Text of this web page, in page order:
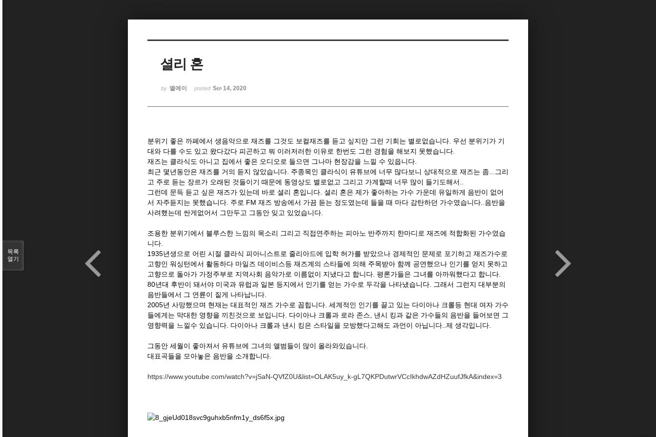
셜리 혼
by 엘에이 posted Sep 14, 2020
분위기 좋은 까페에서 생음악으로 재즈를 그것도 보컬재즈를 듣고 싶지만 그런 기회는 별로없습니다. 우선 분위기가 기
대와 다를 수도 있고 왔다갔다 피곤하고 뭐 이러저러한 이유로 한번도 그런 경험을 해보지 못했습니다.
재즈는 클라식도 아니고 집에서 좋은 오디오로 들으면 그나마 현장감을 느낄 수 있읍니다.
최근 몇년동안은 재즈를 거의 듣지 않았습니다. 주종목인 클라식이 유튜브에 너무 많다보니 상대적으로 재즈는 좀...그리
고 주로 듣는 장르가 오래된 것들이기 때문에 동영상도 별로없고 그리고 가계할때 너무 많이 들기도해서..
그런데 문득 듣고 싶은 재즈가 있는데 바로 셜리 혼입니다. 셜리 혼은 제가 좋아하는 가수 가운데 유일하게 음반이 없어
서 자주듣지는 못했습니다. 주로 FM 재즈 방송에서 가끔 듣는 정도였는데 들을 때 마다 감탄하던 가수였습니다..음반을
사려했는데 싼게없어서 그만두고 그동안 잊고 있었습니다.
조용한 분위기에서 블루스한 느낌의 목소리 그리고 직접연주하는 피아노 반주까지 한마디로 재즈에 적합화된 가수였습
니다.
1935년생으로 어린 시절 클라식 피아니스트로 줄리아드에 입학 허가를 받았으나 경제적인 문제로 포기하고 재즈가수로
고향인 워싱턴에서 활동하다 마일즈 데이비스등 재즈계의 스타들에 의해 주목받아 함께 공연했으나 인기를 얻지 못하고
고향으로 돌아가 가정주부로 지역사회 음악가로 이름없이 지냈다고 합니다. 평론가들은 그녀를 아까워했다고 합니다.
80년대 후반이 돼서야 미국과 유럽과 일본 등지에서 인기를 얻는 가수로 두각을 나타냈습니다. 그래서 그런지 대부분의
음반들에서 그 연륜이 짙게 나타납니다.
2005년 사망했으며 현재는 대표적인 재즈 가수로 꼽힙니다. 세계적인 인기를 끌고 있는 다이아나 크롤등 현대 여자 가수
들에게는 막대한 영향을 끼친것으로 보입니다. 다이아나 크롤과 로라 존스, 낸시 킹과 같은 가수들의 음반을 들어보면 그
영향력을 느낄수 있습니다. 다이아나 크롤과 낸시 킹은 스타일을 모방했다고해도 과언이 아닙니다..제 생각입니다.
그동안 세월이 좋아져서 유튜브에 그녀의 앨범들이 많이 올라와있습니다.
대표곡들을 모아놓은 음반을 소개합니다.
https://www.youtube.com/watch?v=jSaN-QVfZ0U&list=OLAK5uy_k-gL7QKPDutwrVCcIkhdwAZdHZuufJfkA&index=3
목록
열기
Sketchbook5, 스케치북5
Sketchbook5, 스케치북5